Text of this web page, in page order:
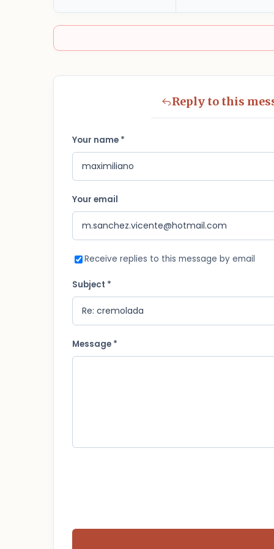
Reply to this
Your name *
Your email
Receive replies to this message by email
Subject *
Message *